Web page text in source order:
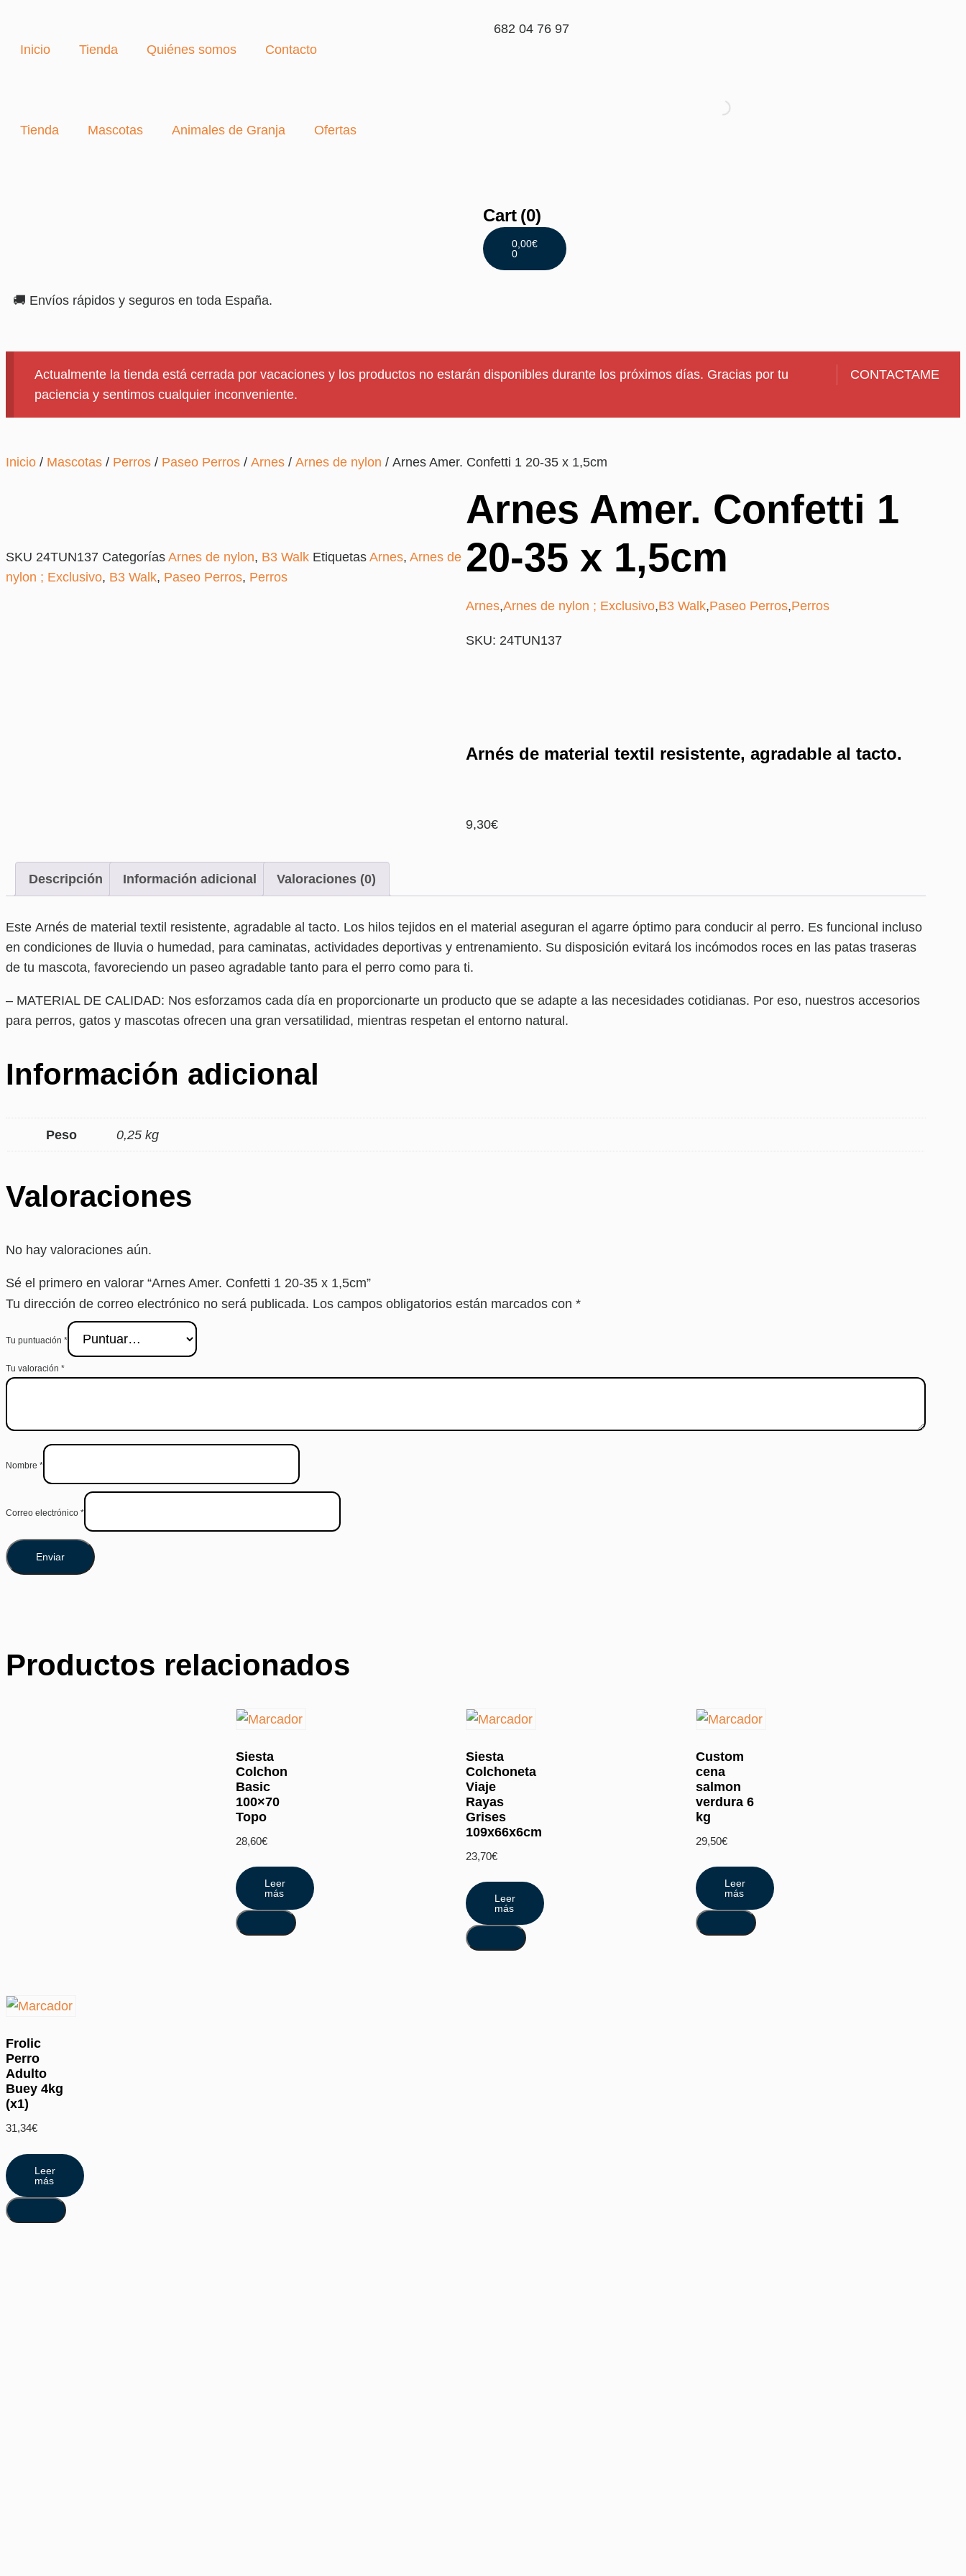
Inicio Tienda Quiénes somos Contacto
682 04 76 97
Tienda Mascotas Animales de Granja Ofertas
Cart (0)
0,00€
0
🚚 Envíos rápidos y seguros en toda España.
CONTACTAME
Actualmente la tienda está cerrada por vacaciones y los productos no estarán disponibles durante los próximos días. Gracias por tu
paciencia y sentimos cualquier inconveniente.
Inicio / Mascotas / Perros / Paseo Perros / Arnes / Arnes de nylon / Arnes Amer. Confetti 1 20-35 x 1,5cm
SKU 24TUN137 Categorías Arnes de nylon, B3 Walk Etiquetas Arnes, Arnes de
nylon ; Exclusivo, B3 Walk, Paseo Perros, Perros
Arnes Amer. Confetti 1
20-35 x 1,5cm
Arnes,Arnes de nylon ; Exclusivo,B3 Walk,Paseo Perros,Perros
SKU: 24TUN137
Arnés de material textil resistente, agradable al tacto.
9,30€
Descripción Información adicional Valoraciones (0)
Este Arnés de material textil resistente, agradable al tacto. Los hilos tejidos en el material aseguran el agarre óptimo para conducir al perro. Es funcional incluso
en condiciones de lluvia o humedad, para caminatas, actividades deportivas y entrenamiento. Su disposición evitará los incómodos roces en las patas traseras
de tu mascota, favoreciendo un paseo agradable tanto para el perro como para ti.
– MATERIAL DE CALIDAD: Nos esforzamos cada día en proporcionarte un producto que se adapte a las necesidades cotidianas. Por eso, nuestros accesorios
para perros, gatos y mascotas ofrecen una gran versatilidad, mientras respetan el entorno natural.
Información adicional
Peso 0,25 kg
Valoraciones
No hay valoraciones aún.
Sé el primero en valorar “Arnes Amer. Confetti 1 20-35 x 1,5cm”
Tu dirección de correo electrónico no será publicada. Los campos obligatorios están marcados con *
Tu puntuación *
Tu valoración *
Nombre *
Correo electrónico *
Productos relacionados
Siesta
Colchon
Basic
100×70
Topo
28,60€
Leer
más
Siesta
Colchoneta
Viaje
Rayas
Grises
109x66x6cm
23,70€
Leer
más
Custom
cena
salmon
verdura 6
kg
29,50€
Leer
más
Frolic
Perro
Adulto
Buey 4kg
(x1)
31,34€
Leer
más